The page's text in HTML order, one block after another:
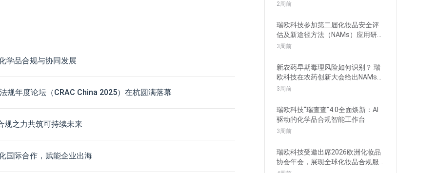
学品合规与协同发展
规年度论坛（CRAC China 2025）在杭圆满落幕
规之力共筑可持续未来
国际合作，赋能企业出海
2周前
瑞欧科技参加第二届化妆品安全评
估及新途径方法（NAMs）应用研讨
会并分享前沿成果
3周前
新农药早期毒理风险如何识别？ 瑞
欧科技在农药创新大会给出NAMs实
践路径
3周前
瑞欧科技“瑞查查”4.0全面焕新：AI
驱动的化学品合规智能工作台
3周前
瑞欧科技受邀出席2026欧洲化妆品
协会年会，展现全球化妆品合规服